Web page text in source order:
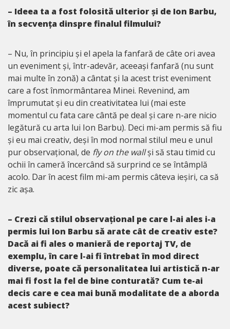
– Ideea ta a fost folosită ulterior și de Ion Barbu,
în secvența dinspre finalul filmului?
– Nu, în principiu și el apela la fanfară de câte ori avea
un eveniment și, într-adevăr, aceeași fanfară (nu sunt
mai multe în zonă) a cântat și la acest trist eveniment
care a fost înmormântarea Minei. Revenind, am
împrumutat și eu din creativitatea lui (mai este
momentul cu fata care cântă pe deal și care n-are nicio
legătură cu arta lui Ion Barbu). Deci mi-am permis să fiu
și eu mai creativ, deși în mod normal stilul meu e unul
pur observațional, de fly on the wallși să stau timid cu
ochii în cameră încercând să surprind ce se întâmplă
acolo. Dar în acest film mi-am permis câteva ieșiri, ca să
zic așa.
– Crezi că stilul observațional pe care l-ai ales i-a
permis lui Ion Barbu să arate cât de creativ este?
Dacă ai fi ales o manieră de reportaj TV, de
exemplu, în care l-ai fi întrebat în mod direct
diverse, poate că personalitatea lui artistică n-ar
mai fi fost la fel de bine conturată? Cum te-ai
decis care e cea mai bună modalitate de a aborda
acest subiect?